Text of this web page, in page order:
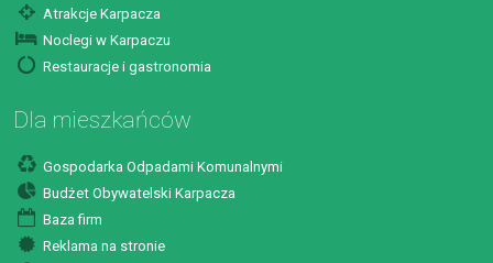
Atrakcje Karpacza
Noclegi w Karpaczu
Restauracje i gastronomia
Dla mieszkańców
Gospodarka Odpadami Komunalnymi
Budżet Obywatelski Karpacza
Baza firm
Reklama na stronie